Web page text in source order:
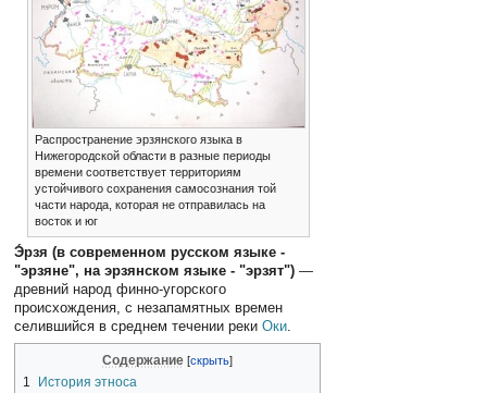
Распространение эрзянского языка в
Нижегородской области в разные периоды
времени соответствует территориям
устойчивого сохранения самосознания той
части народа, которая не отправилась на
восток и юг
Э́рзя (в современном русском языке -
"эрзяне", на эрзянском языке - "эрзят") —
древний народ финно-угорского
происхождения, с незапамятных времен
селившийся в среднем течении рекиОки.
Содержание
1
История этноса